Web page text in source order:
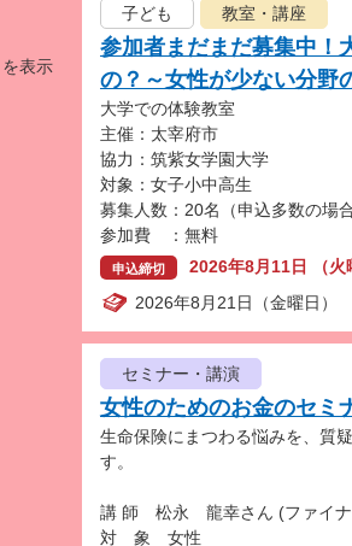
表示
子ども 教室・講座
参加者まだまだ募集中
の？～女性が少ない分
大学での体験教室
主催：太宰府市
協力：筑紫女学園大学
対象：女子小中高生
募集人数：20名（申込多数の場
参加費 ：無料
申込締切
2026年8月11日 （火
2026年8月21日（金曜日）
セミナー・講演
女性のためのお金のセミ
生命保険にまつわる悩みを、質
す。
講 師 松永 龍幸さん (ファイナ
対 象 女性